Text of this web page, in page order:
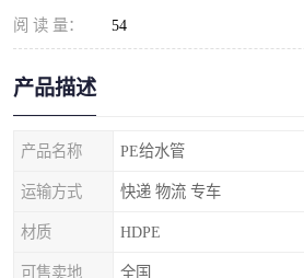
阅 读 量： 54
产品描述
产品名称 PE给水管
运输方式 快递 物流 专车
材质 HDPE
可售卖地 全国